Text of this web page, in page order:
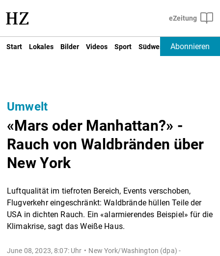
Start Lokales Bilder Videos Sport Südwest Deutschland
Abonnieren
Umwelt
«Mars oder Manhattan?» -
Rauch von Waldbränden über
New York
Luftqualität im tiefroten Bereich, Events verschoben,
Flugverkehr eingeschränkt: Waldbrände hüllen Teile der
USA in dichten Rauch. Ein «alarmierendes Beispiel» für die
Klimakrise, sagt das Weiße Haus.
June 08, 2023, 8:07: Uhr
New York/Washington (dpa) -